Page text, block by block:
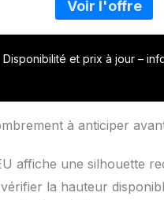
DES DÉLICES
boissons, à votre
H : 42,39 cm x l :
Disponibilité et prix à jour –
à anticiper
affiche une silhouette
la hauteur